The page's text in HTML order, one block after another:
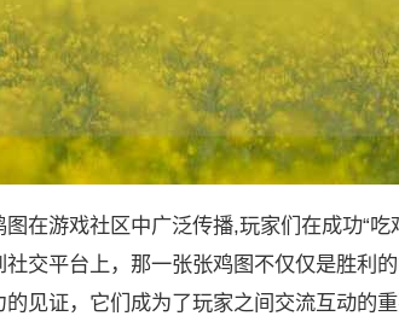
图在游戏社区中广泛传播,玩家们在成功“
社交平台上，那一张张鸡图不仅仅是胜利
的见证，它们成为了玩家之间交流互动的